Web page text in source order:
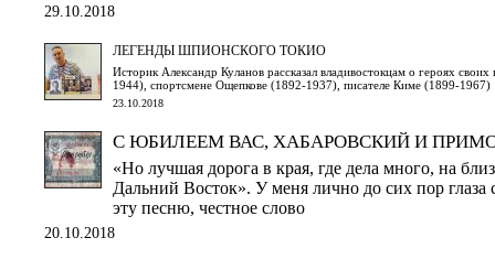
29.10.2018
ЛЕГЕНДЫ ШПИОНСКОГО ТОКИО
Историк Александр Куланов рассказал владивостокцам о героях
1944), спортсмене Ощепкове (1892-1937), писателе Киме (1899-1967)
23.10.2018
С ЮБИЛЕЕМ ВАС, ХАБАРОВСКИЙ И
«Но лучшая дорога в края, где дела много, на
Дальний Восток». У меня лично до сих пор глаза
эту песню, честное слово
20.10.2018